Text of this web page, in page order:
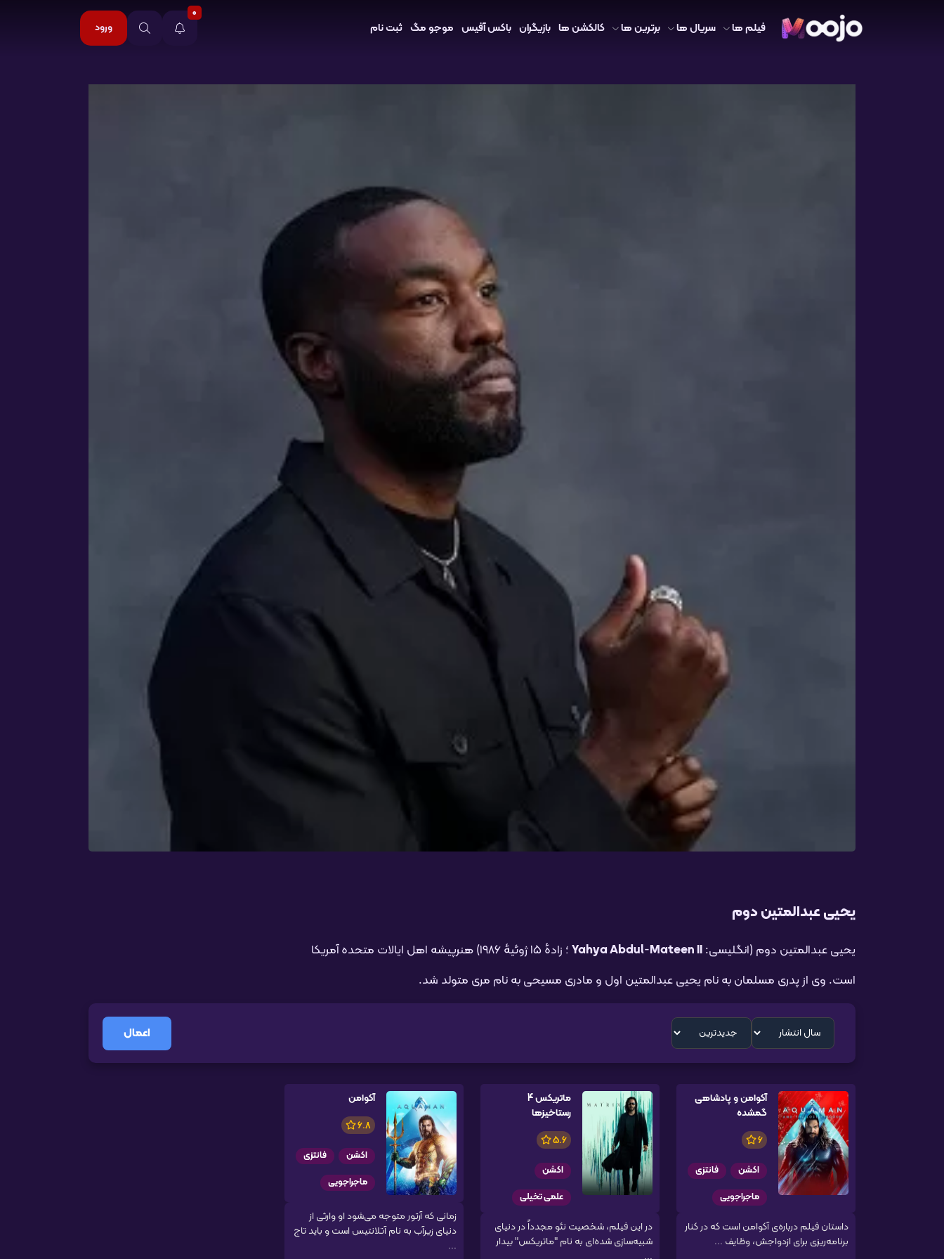
فیلم ها سریال ها برترین ها کالکشن ها بازیگران باکس آفیس موجو مگ ثبت نام
0
ورود
یحیی عبدالمتین دوم
یحیی عبدالمتین دوم (انگلیسی: Yahya Abdul-Mateen II
؛ زادهٔ ۱۵ ژوئیهٔ ۱۹۸۶) هنرپیشه اهل ایالات متحده آمریکا
است. وی از پدری مسلمان به نام یحیی عبدالمتین اول و مادری مسیحی به نام مری متولد شد.
اعمال
آکوامن و پادشاهی
گمشده
6
اکشن
فانتزی
ماجراجویی
داستان فیلم درباره‌ی آکوامن است که در کنار
برنامه‌ریزی برای ازدواجش، وظایف ...
ماتریکس 4
رستاخیزها
5.6
اکشن
علمی تخیلی
در این فیلم، شخصیت نئو مجدداً در دنیای
شبیه‌سازی شده‌ای به نام "ماتریکس" بیدار
آکوامن
6.8
اکشن
فانتزی
ماجراجویی
زمانی که آرتور متوجه می‌شود او وارثی از
دنیای زیرآب به نام آتلانتیس است و باید تاج
...